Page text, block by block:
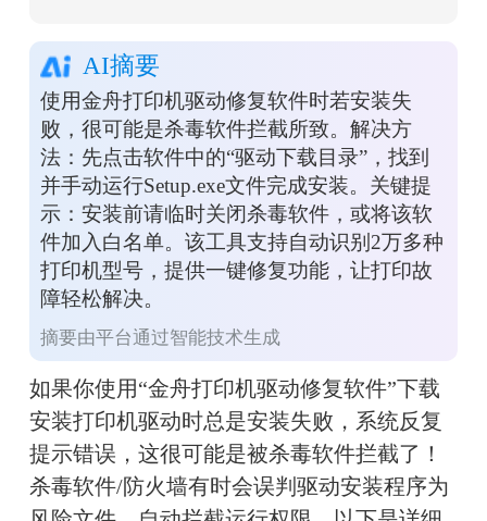
AI摘要
使用金舟打印机驱动修复软件时若安装失
败，很可能是杀毒软件拦截所致。解决方
法：先点击软件中的“驱动下载目录”，找到
并手动运行Setup.exe文件完成安装。关键提
示：安装前请临时关闭杀毒软件，或将该软
件加入白名单。该工具支持自动识别2万多种
打印机型号，提供一键修复功能，让打印故
障轻松解决。
摘要由平台通过智能技术生成
如果你使用“金舟打印机驱动修复软件”下载
安装打印机驱动时总是安装失败，系统反复
提示错误，这很可能是被杀毒软件拦截了！
杀毒软件/防火墙有时会误判驱动安装程序为